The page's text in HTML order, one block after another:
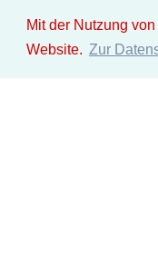
Mit der Nutzung
Website. Zur